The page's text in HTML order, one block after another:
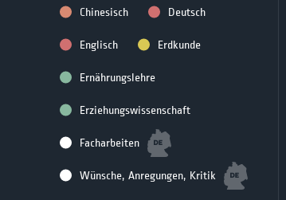
Chinesisch Deutsch
Englisch Erdkunde
Ernährungslehre
Erziehungswissenschaft
Facharbeiten
Wünsche, Anregungen, Kritik